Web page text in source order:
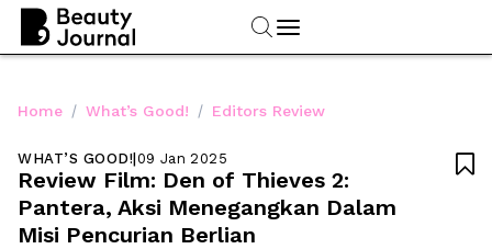
Home / What’s Good! / Editors Review
WHAT’S GOOD!|09 Jan 2025
Review Film: Den of Thieves 2:
Pantera, Aksi Menegangkan Dalam
Misi Pencurian Berlian
